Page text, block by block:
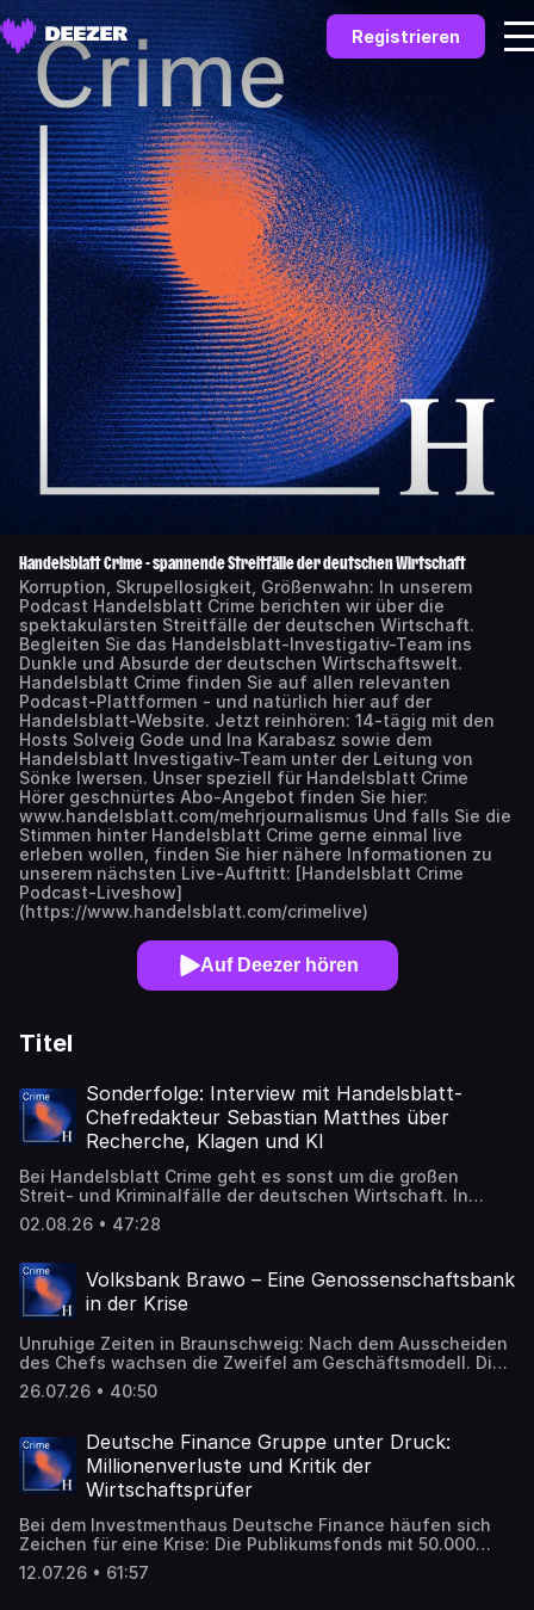
Registrieren
Handelsblatt Crime - spannende Streitfälle der deutschen Wirtschaft
Korruption, Skrupellosigkeit, Größenwahn: In unserem
Podcast Handelsblatt Crime berichten wir über die
spektakulärsten Streitfälle der deutschen Wirtschaft.
Begleiten Sie das Handelsblatt-Investigativ-Team ins
Dunkle und Absurde der deutschen Wirtschaftswelt.
Handelsblatt Crime finden Sie auf allen relevanten
Podcast-Plattformen - und natürlich hier auf der
Handelsblatt-Website. Jetzt reinhören: 14-tägig mit den
Hosts Solveig Gode und Ina Karabasz sowie dem
Handelsblatt Investigativ-Team unter der Leitung von
Sönke Iwersen. Unser speziell für Handelsblatt Crime
Hörer geschnürtes Abo-Angebot finden Sie hier:
www.handelsblatt.com/mehrjournalismus Und falls Sie die
Stimmen hinter Handelsblatt Crime gerne einmal live
erleben wollen, finden Sie hier nähere Informationen zu
unserem nächsten Live-Auftritt: [Handelsblatt Crime
Podcast-Liveshow]
(https://www.handelsblatt.com/crimelive)
Auf Deezer hören
Titel
Sonderfolge: Interview mit Handelsblatt-
Chefredakteur Sebastian Matthes über
Recherche, Klagen und KI
Bei Handelsblatt Crime geht es sonst um die großen
Streit- und Kriminalfälle der deutschen Wirtschaft. In
dieser Sonderfolge erklärt Handelsblatt-Chefredakteur
Sebastian Matthes, warum Investigativrecherchen so
02.08.26 • 47:28
Volksbank Brawo – Eine Genossenschaftsbank
in der Krise
Unruhige Zeiten in Braunschweig: Nach dem Ausscheiden
des Chefs wachsen die Zweifel am Geschäftsmodell. Die
Staatsanwaltschaft ermittelt im Umfeld der Bank.
26.07.26 • 40:50
Deutsche Finance Gruppe unter Druck:
Millionenverluste und Kritik der
Wirtschaftsprüfer
Bei dem Investmenthaus Deutsche Finance häufen sich
Zeichen für eine Krise: Die Publikumsfonds mit 50.000
Anlegern machen hohe Verluste, es fehlen aktuelle
Bilanzdaten und die Finanzaufsicht schickte einen
12.07.26 • 61:57